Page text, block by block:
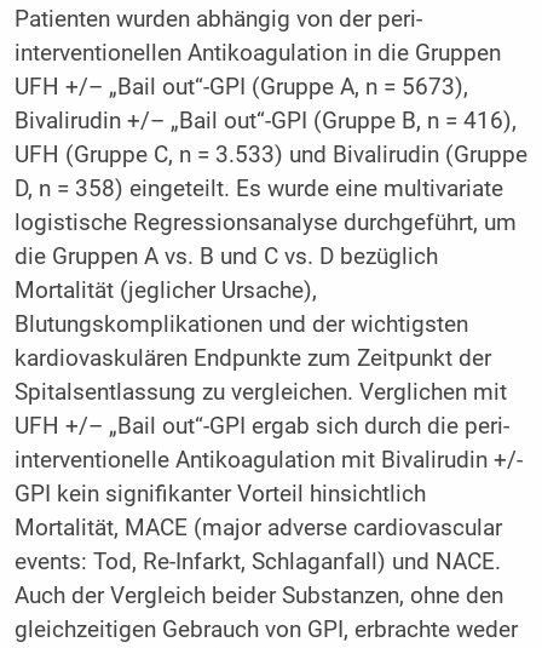
Patienten wurden abhängig von der peri-
interventionellen Antikoagulation in die Gruppen
UFH +/– „Bail out“-GPI (Gruppe A, n = 5673),
Bivalirudin +/– „Bail out“-GPI (Gruppe B, n = 416),
UFH (Gruppe C, n = 3.533) und Bivalirudin (Gruppe
D, n = 358) eingeteilt. Es wurde eine multivariate
logistische Regressionsanalyse durchgeführt, um
die Gruppen A vs. B und C vs. D bezüglich
Mortalität (jeglicher Ursache),
Blutungskomplikationen und der wichtigsten
kardiovaskulären Endpunkte zum Zeitpunkt der
Spitalsentlassung zu vergleichen. Verglichen mit
UFH +/– „Bail out“-GPI ergab sich durch die peri-
interventionelle Antikoagulation mit Bivalirudin +/-
GPI kein signifikanter Vorteil hinsichtlich
Mortalität, MACE (major adverse cardiovascular
events: Tod, Re-Infarkt, Schlaganfall) und NACE.
Auch der Vergleich beider Substanzen, ohne den
gleichzeitigen Gebrauch von GPI, erbrachte weder